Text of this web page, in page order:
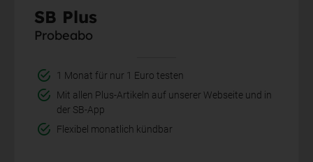
SB Plus
Probeabo
1 Monat für nur 1 Euro testen
Mit allen Plus-Artikeln auf unserer Webseite und in
der SB-App
Flexibel monatlich kündbar